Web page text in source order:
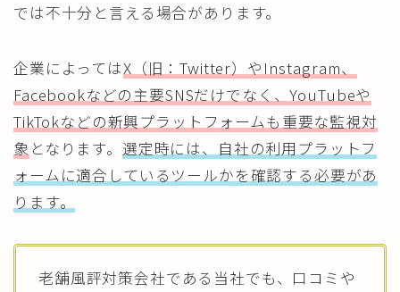
では不十分と言える場合があります。
企業によってはX（旧：Twitter）やInstagram、
Facebookなどの主要SNSだけでなく、YouTubeや
TikTokなどの新興プラットフォームも重要な監視対
象 となります。 選定時には、自社の利用プラットフ
ォームに適合しているツールかを確認する必要があ
ります。
老舗風評対策会社である当社でも、口コミや